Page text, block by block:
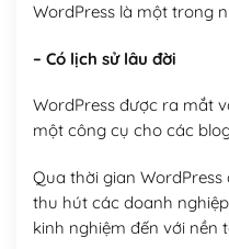
WordPress là một trong
– Có lịch sử lâu đời
WordPress được ra mắt
một công cụ cho các
Qua thời gian
thu hút các doanh
kinh nghiệm đến với nền